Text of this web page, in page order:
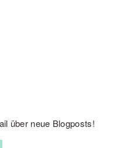
über neue Blogposts!